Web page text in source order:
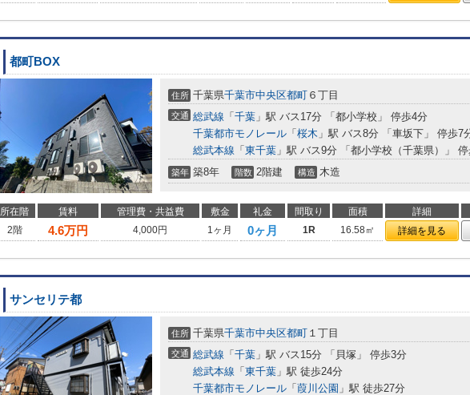
都町BOX
住所 千葉県千葉市中央区都町 ６丁目
交通 総武線 「 千葉 」駅 バス17分 「都小学校」 停歩4分
千葉都市モノレール 「 桜木 」駅 バス8分 「車坂下」 停歩7
総武本線 「 東千葉 」駅 バス9分 「都小学校（千葉県）」
築年 築8年 階数 2階建 構造 木造
所在階 賃料 管理費・共益費 敷金 礼金 間取り 面積 詳細
2階
4.6万円 4,000円 1ヶ月 0ヶ月 1R 16.58㎡ 詳細を見る
サンセリテ都
住所 千葉県千葉市中央区都町 １丁目
交通 総武線 「 千葉 」駅 バス15分 「貝塚」 停歩3分
総武本線 「 東千葉 」駅 徒歩24分
千葉都市モノレール 「 葭川公園 」駅 徒歩27分